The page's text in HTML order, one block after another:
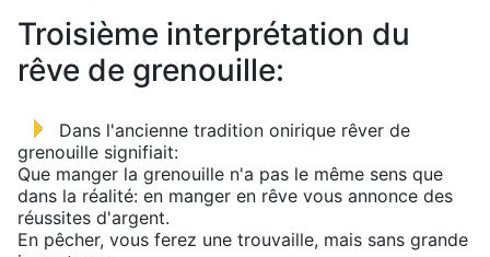
Troisième interprétation du
rêve de grenouille:
Dans l'ancienne tradition onirique rêver de
grenouille signifiait:
Que manger la grenouille n'a pas le même sens que
dans la réalité: en manger en rêve vous annonce des
réussites d'argent.
En pêcher, vous ferez une trouvaille, mais sans grande